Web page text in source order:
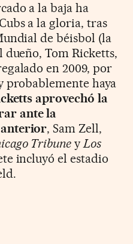
a la baja ha
a la gloria, tras
de béisbol (la
dueño, Tom Ricketts,
en 2009, por
probablemente haya
aprovechó la
ante la
, Sam Zell,
Tribune yLos
incluyó el estadio